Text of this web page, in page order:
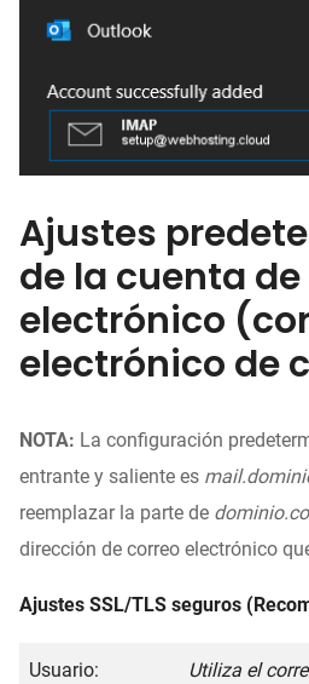
Ajustes
de la cuenta
electrónico
electrónico de
NOTA: La configuración
entrante y saliente es
reemplazar la parte de
dirección de correo electrónico
Ajustes SSL/TLS seguros
Usuario:
Utiliza el